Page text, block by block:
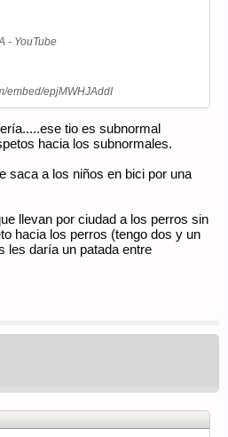
- YouTube
embed/epjMWHJAddI
tio es subnormal
hacia los subnormales.
saca a los niños en bici por una
llevan por ciudad a los perros sin
hacia los perros (tengo dos y un
les daría un patada entre